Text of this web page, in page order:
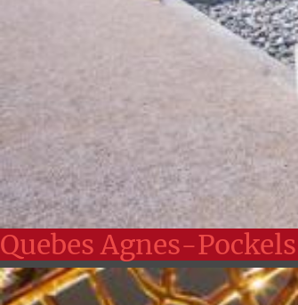
Quebes Agnes-